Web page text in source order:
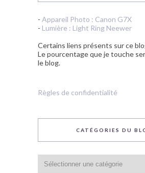
- Appareil Photo : Canon G7X
- Lumière : Light Ring Neewer
Certains liens présents sur ce
Le pourcentage que je touche
le blog.
Règles de confidentialité
CATÉGORIES DU
du